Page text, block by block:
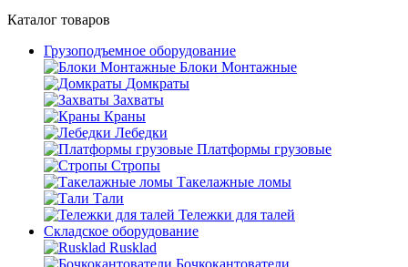
Каталог товаров
Грузоподъемное оборудование
Блоки Монтажные
Домкраты
Захваты
Краны
Лебедки
Платформы грузовые
Стропы
Такелажные ломы
Тали
Тележки для талей
Складское оборудование
Rusklad
Бочкокантователи